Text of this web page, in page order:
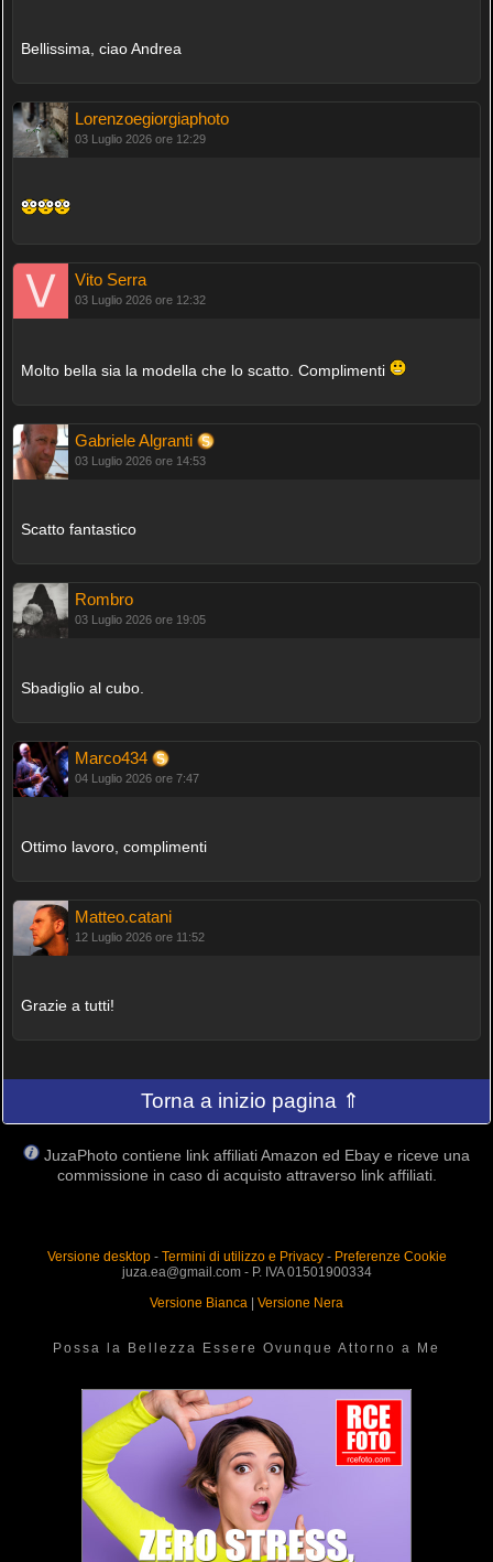
Bellissima, ciao Andrea
Lorenzoegiorgiaphoto
03 Luglio 2026 ore 12:29
Vito Serra
03 Luglio 2026 ore 12:32
Molto bella sia la modella che lo scatto. Complimenti
Gabriele Algranti
03 Luglio 2026 ore 14:53
Scatto fantastico
Rombro
03 Luglio 2026 ore 19:05
Sbadiglio al cubo.
Marco434
04 Luglio 2026 ore 7:47
Ottimo lavoro, complimenti
Matteo.catani
12 Luglio 2026 ore 11:52
Grazie a tutti!
Torna a inizio pagina ⇑
JuzaPhoto contiene link affiliati Amazon ed Ebay e riceve una
commissione in caso di acquisto attraverso link affiliati.
Versione desktop- Termini di utilizzo e Privacy- Preferenze Cookie
juza.ea@gmail.com - P. IVA 01501900334
Versione Bianca | Versione Nera
Possa la Bellezza Essere Ovunque Attorno a Me